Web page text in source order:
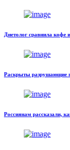
Диетолог сравнила кофе
Раскрыты разрушающие
Россиянам рассказали,